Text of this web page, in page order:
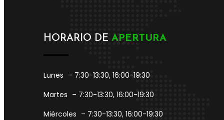
HORARIO DE APERTURA
Lunes – 7:30-13:30, 16:00-19:30
Martes – 7:30-13:30, 16:00-19:30
Miércoles – 7:30-13:30, 16:00-19:30